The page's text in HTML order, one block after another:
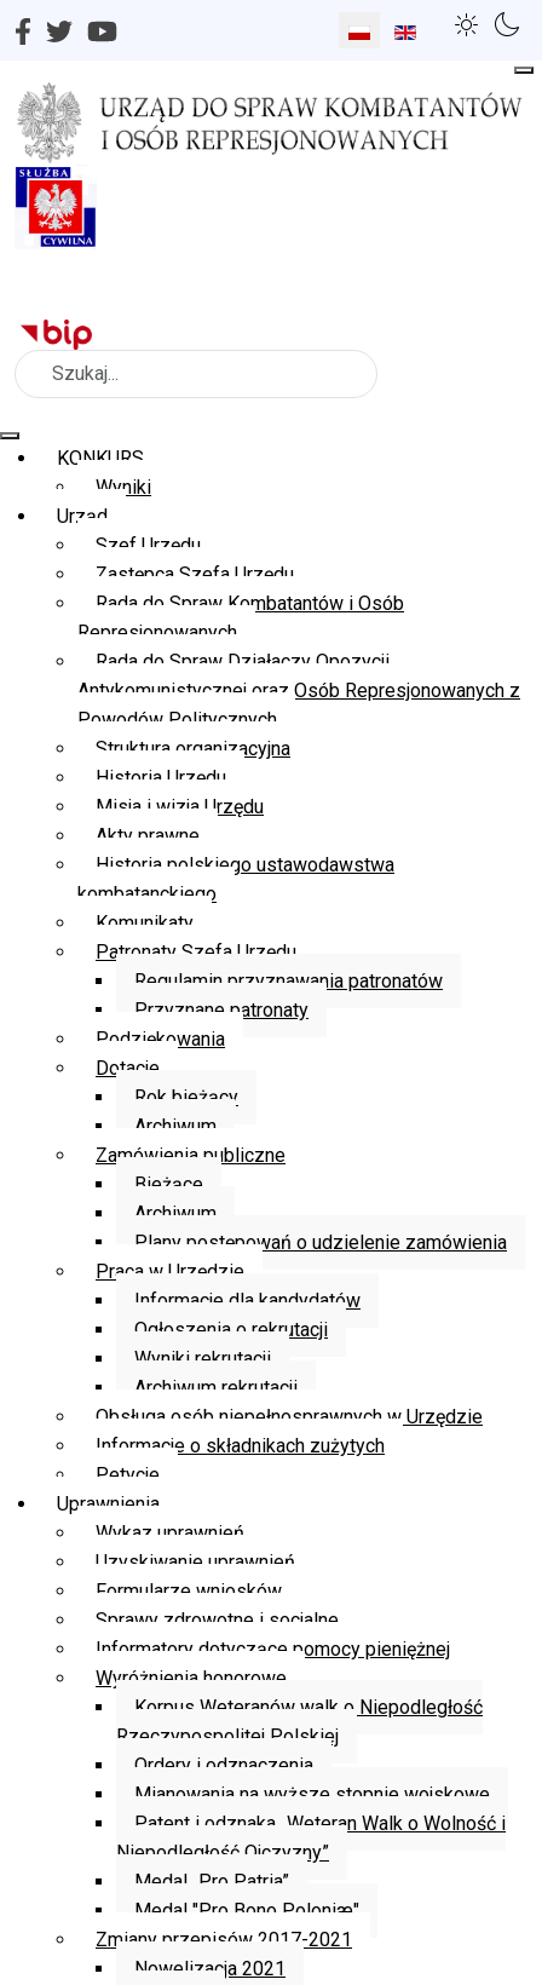
Wybierz swój język
Szukaj
KONKURS
Wyniki
Urząd
Szef Urzędu
Zastępca Szefa Urzędu
Rada do Spraw Kombatantów i Osób
Represjonowanych
Rada do Spraw Działaczy Opozycji
Antykomunistycznej oraz Osób Represjonowanych z
Powodów Politycznych
Struktura organizacyjna
Historia Urzędu
Misja i wizja Urzędu
Akty prawne
Historia polskiego ustawodawstwa
kombatanckiego
Komunikaty
Patronaty Szefa Urzędu
Regulamin przyznawania patronatów
Przyznane patronaty
Podziękowania
Dotacje
Rok bieżący
Archiwum
Zamówienia publiczne
Bieżące
Archiwum
Plany postępowań o udzielenie zamówienia
Praca w Urzędzie
Informacje dla kandydatów
Ogłoszenia o rekrutacji
Wyniki rekrutacji
Archiwum rekrutacji
Obsługa osób niepełnosprawnych w Urzędzie
Informacje o składnikach zużytych
Petycje
Uprawnienia
Wykaz uprawnień
Uzyskiwanie uprawnień
Formularze wniosków
Sprawy zdrowotne i socjalne
Informatory dotyczące pomocy pieniężnej
Wyróżnienia honorowe
Korpus Weteranów walk o Niepodległość
Rzeczypospolitej Polskiej
Ordery i odznaczenia
Mianowania na wyższe stopnie wojskowe
Patent i odznaka „Weteran Walk o Wolność i
Niepodległość Ojczyzny”
Medal „Pro Patria”
Medal "Pro Bono Poloniæ"
Zmiany przepisów 2017-2021
Nowelizacja 2021